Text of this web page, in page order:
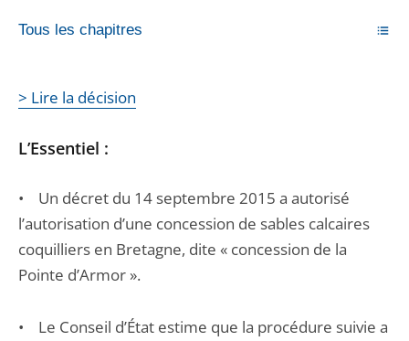
Tous les chapitres
> Lire la décision
L’Essentiel :
• Un décret du 14 septembre 2015 a autorisé
l’autorisation d’une concession de sables calcaires
coquilliers en Bretagne, dite « concession de la
Pointe d’Armor ».
• Le Conseil d’État estime que la procédure suivie a